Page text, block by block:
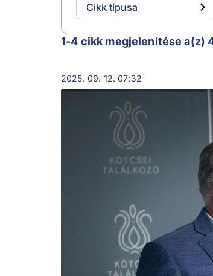
Cikk típusa
Alexander Stubb
1-4 cikk megjelenítése a(z)
2025. 09. 12. 07:32